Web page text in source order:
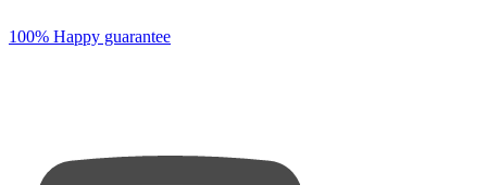
100% Happy guarantee